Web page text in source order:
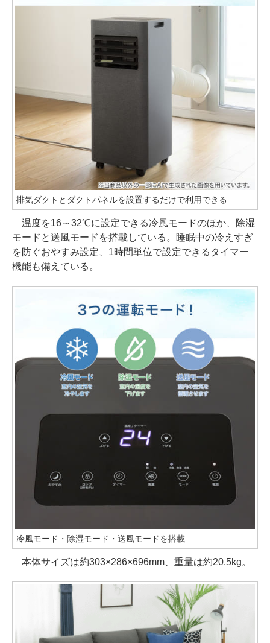
排気ダクトとダクトパネルを設置するだけで利用できる
温度を16～32℃に設定できる冷風モードのほか、除湿
モードと送風モードを搭載している。睡眠中の冷えすぎ
を防ぐおやすみ設定、1時間単位で設定できるタイマー
機能も備えている。
冷風モード・除湿モード・送風モードを搭載
本体サイズは約303×286×696mm、重量は約20.5kg。